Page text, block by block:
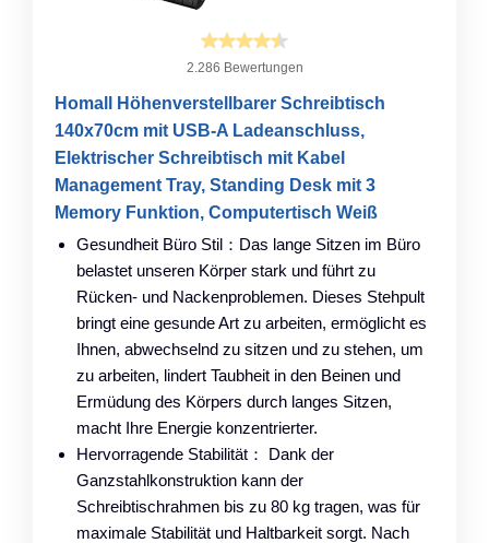
2.286 Bewertungen
Homall Höhenverstellbarer Schreibtisch
140x70cm mit USB-A Ladeanschluss,
Elektrischer Schreibtisch mit Kabel
Management Tray, Standing Desk mit 3
Memory Funktion, Computertisch Weiß
Gesundheit Büro Stil：Das lange Sitzen im Büro
belastet unseren Körper stark und führt zu
Rücken- und Nackenproblemen. Dieses Stehpult
bringt eine gesunde Art zu arbeiten, ermöglicht es
Ihnen, abwechselnd zu sitzen und zu stehen, um
zu arbeiten, lindert Taubheit in den Beinen und
Ermüdung des Körpers durch langes Sitzen,
macht Ihre Energie konzentrierter.
Hervorragende Stabilität： Dank der
Ganzstahlkonstruktion kann der
Schreibtischrahmen bis zu 80 kg tragen, was für
maximale Stabilität und Haltbarkeit sorgt. Nach